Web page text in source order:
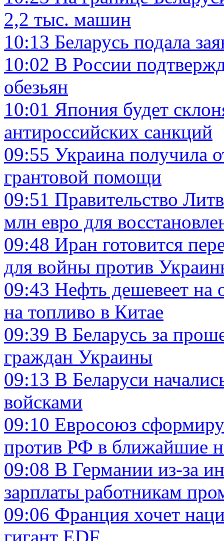
2,2 тыс. машин
10:13 Беларусь подала
10:02 В России
обезьян
10:01 Япония будет
антироссийских санкций
09:55 Украина получила
грантовой помощи
09:51 Правительство
млн евро для
09:48 Иран готовится
для войны против
09:43 Нефть дешевеет на
на топливо в Китае
09:39 В Беларусь за
граждан Украины
09:13 В Беларуси
войсками
09:10 Евросоюз
против РФ в ближайшие
09:08 В Германии из-за
зарплаты работникам
09:06 Франция хочет
гигант EDF